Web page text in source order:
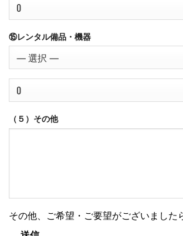
⑮レンタル備品・機器
（５）その他
その他、ご希望・ご要望がございました